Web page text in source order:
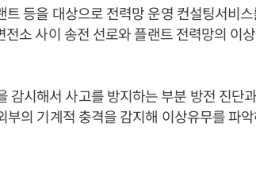
등을 대상으로 전력망 운영 컨설팅서비
소 사이 송전 선로와 플랜트 전력망의 이
감시해서 사고를 방지하는 부분 방전 진단
부의 기계적 충격을 감지해 이상유무를 파